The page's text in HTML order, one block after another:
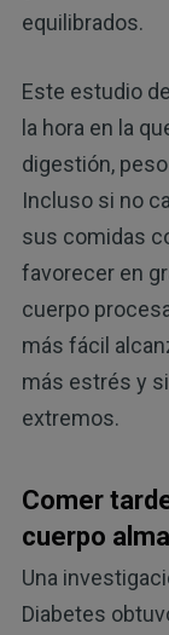
equilibrados.
Este estudio
la hora en la
digestión,
Incluso si no
sus comidas
favorecer en
cuerpo
más fácil
más estrés y
extremos.
Comer
cuerpo
Una
Diabetes